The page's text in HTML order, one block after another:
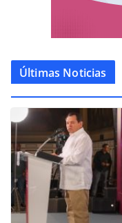
Últimas Noticias